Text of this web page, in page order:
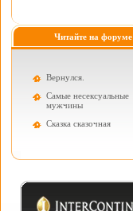
Читайте на форуме
Вернулся.
Самые несексуальные
мужчины
Cказка сказочная